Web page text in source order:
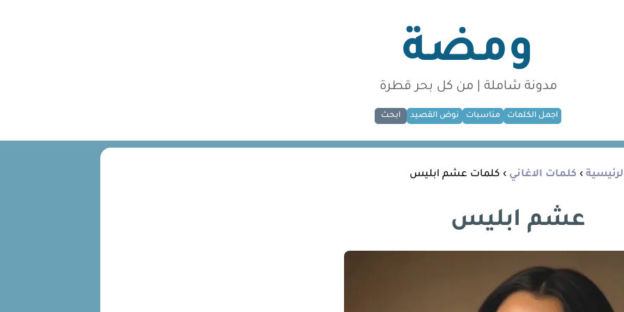
ومضة
مدونة شاملة | من كل بحر قطرة
اجمل الكلمات مناسبات نوض القصيد ابحث
› كلمات الاغاني › كلمات عشم ابليس
عشم ابليس